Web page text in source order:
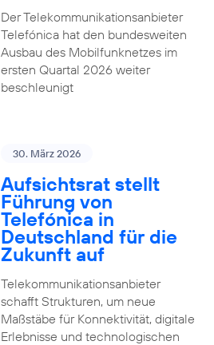
Der Telekommunikationsanbieter
Telefónica hat den bundesweiten
Ausbau des Mobilfunknetzes im
ersten Quartal 2026 weiter
beschleunigt
30. März 2026
Aufsichtsrat stellt
Führung von
Telefónica in
Deutschland für die
Zukunft auf
Telekommunikationsanbieter
schafft Strukturen, um neue
Maßstäbe für Konnektivität, digitale
Erlebnisse und technologischen